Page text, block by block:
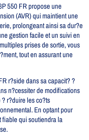
550 FR propose une
(AVR) qui maintient une
prolongeant ainsi sa dur?e
gestion facile et un suivi en
prises de sortie, vous
tout en assurant une
r?side dans sa capacit? ?
n?cessiter de modifications
? r?duire les co?ts
En optant pour
fiable qui soutiendra la